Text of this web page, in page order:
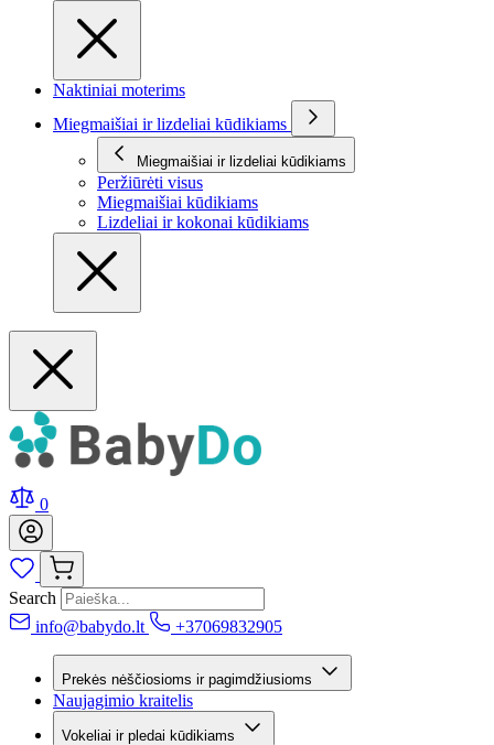
Naktiniai moterims
Miegmaišiai ir lizdeliai kūdikiams
Miegmaišiai ir lizdeliai kūdikiams
Peržiūrėti visus
Miegmaišiai kūdikiams
Lizdeliai ir kokonai kūdikiams
0
Search
info@babydo.lt
+37069832905
Prekės nėščiosioms ir pagimdžiusioms
Naujagimio kraitelis
Vokeliai ir pledai kūdikiams